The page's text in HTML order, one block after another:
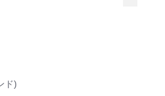
ド)